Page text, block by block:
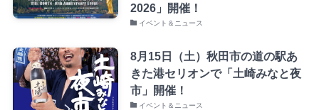
2026」開催！
イベント＆ニュース
8月15日（土）秋田市の道の駅あ
きた港セリオンで「土崎みなと夜
市」開催！
イベント＆ニュース